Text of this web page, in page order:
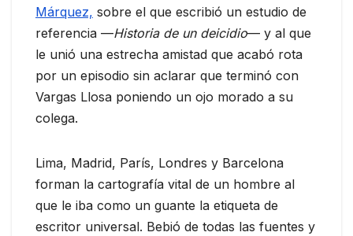
Márquez, sobre el que escribió un estudio de
referencia —Historia de un deicidio— y al que
le unió una estrecha amistad que acabó rota
por un episodio sin aclarar que terminó con
Vargas Llosa poniendo un ojo morado a su
colega.
Lima, Madrid, París, Londres y Barcelona
forman la cartografía vital de un hombre al
que le iba como un guante la etiqueta de
escritor universal. Bebió de todas las fuentes y